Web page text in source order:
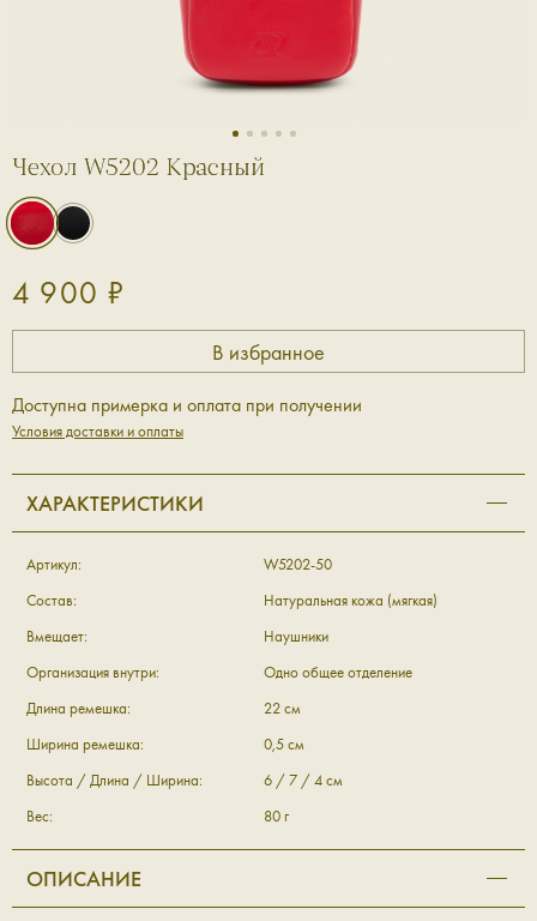
1 2 3 4 5
Чехол W5202 Красный
4 900 ₽
Доступна примерка и оплата при получении
Условия доставки и оплаты
ХАРАКТЕРИСТИКИ
Артикул:
W5202-50
Состав:
Натуральная кожа (мягкая)
Вмещает:
Наушники
Организация внутри:
Одно общее отделение
Длина ремешка:
22 см
Ширина ремешка:
0,5 см
Высота / Длина / Ширина:
6 / 7 / 4 см
Вес:
80 г
ОПИСАНИЕ